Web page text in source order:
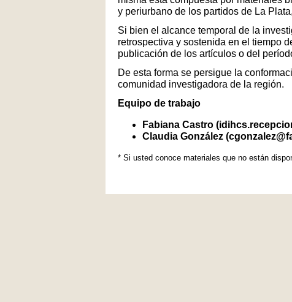
y periurbano de los partidos de La
Si bien el alcance temporal de la
retrospectiva y sostenida en el tiempo
publicación de los artículos o del
De esta forma se persigue la
comunidad investigadora de la región.
Equipo de trabajo
Fabiana Castro
Claudia González
* Si usted conoce materiales que no están